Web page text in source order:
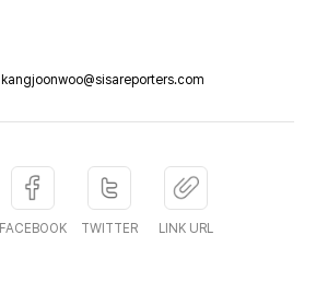
kangjoonwoo@sisareporters.com
FACEBOOK TWITTER LINK URL